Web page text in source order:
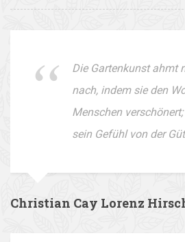
Die Gartenkunst ahmt
nach, indem sie den
Menschen
sein Gefühl von der
Christian Cay Lorenz